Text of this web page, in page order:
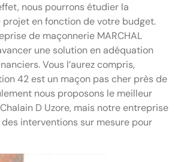
nous pourrons étudier la
en fonction de votre budget.
de maçonnerie MARCHAL
une solution en adéquation
Vous l’aurez compris,
42 est un maçon pas cher près de
nous proposons le meilleur
D Uzore, mais notre entreprise
interventions sur mesure pour